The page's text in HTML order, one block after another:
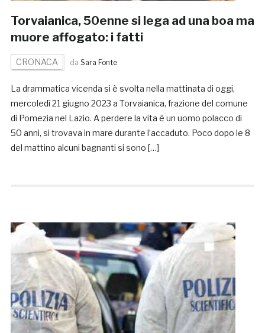
Torvaianica, 50enne si lega ad una boa ma
muore affogato: i fatti
CRONACA da Sara Fonte
La drammatica vicenda si è svolta nella mattinata di oggi,
mercoledì 21 giugno 2023 a Torvaianica, frazione del comune
di Pomezia nel Lazio. A perdere la vita è un uomo polacco di
50 anni, si trovava in mare durante l’accaduto. Poco dopo le 8
del mattino alcuni bagnanti si sono […]